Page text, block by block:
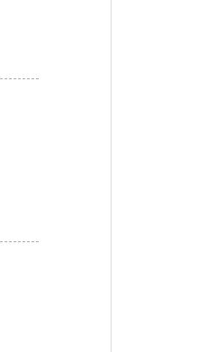
福分享人奖”，成为首位获得该奖
1日，李敏镐首部中文电影《赏金
3天票房破亿，10天破2亿。